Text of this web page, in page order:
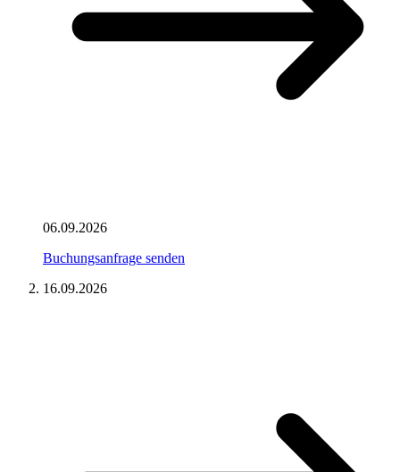
06.09.2026
Buchungsanfrage senden
16.09.2026